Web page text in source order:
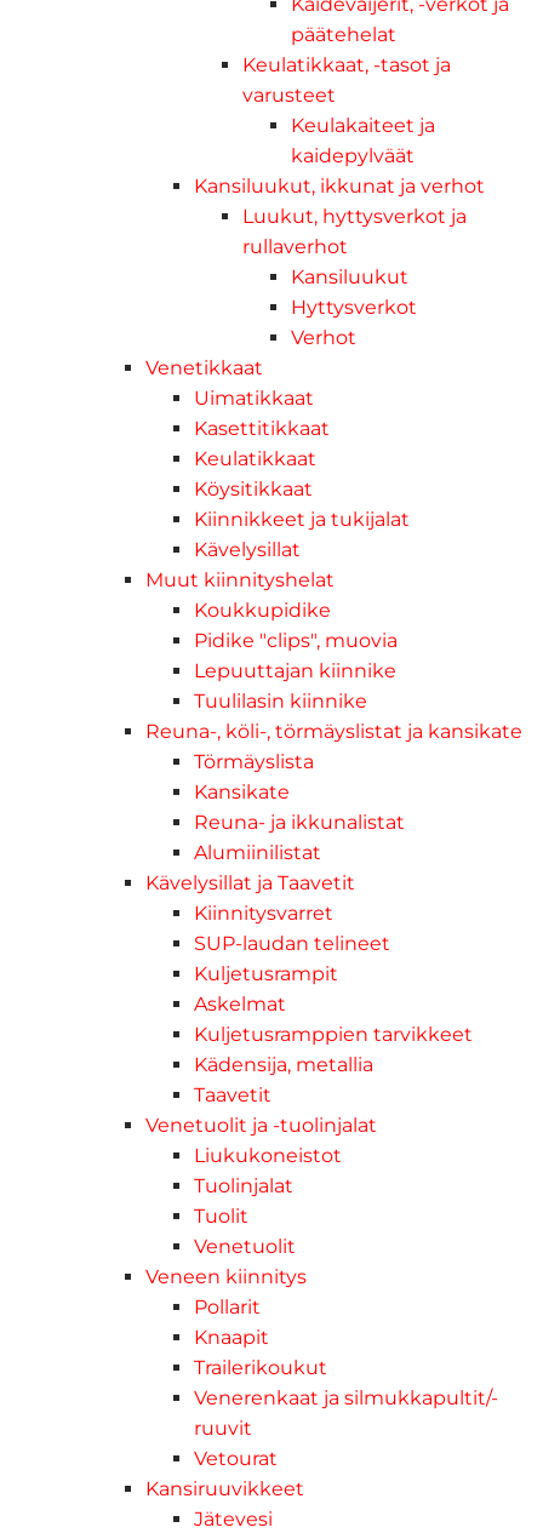
päätehelat
Keulatikkaat, -tasot ja
varusteet
Keulakaiteet ja
kaidepylväät
Kansiluukut, ikkunat ja verhot
Luukut, hyttysverkot ja
rullaverhot
Kansiluukut
Hyttysverkot
Verhot
Venetikkaat
Uimatikkaat
Kasettitikkaat
Keulatikkaat
Köysitikkaat
Kiinnikkeet ja tukijalat
Kävelysillat
Muut kiinnityshelat
Koukkupidike
Pidike "clips", muovia
Lepuuttajan kiinnike
Tuulilasin kiinnike
Reuna-, köli-, törmäyslistat ja kansikate
Törmäyslista
Kansikate
Reuna- ja ikkunalistat
Alumiinilistat
Kävelysillat ja Taavetit
Kiinnitysvarret
SUP-laudan telineet
Kuljetusrampit
Askelmat
Kuljetusramppien tarvikkeet
Kädensija, metallia
Taavetit
Venetuolit ja -tuolinjalat
Liukukoneistot
Tuolinjalat
Tuolit
Venetuolit
Veneen kiinnitys
Pollarit
Knaapit
Trailerikoukut
Venerenkaat ja silmukkapultit/-
ruuvit
Vetourat
Kansiruuvikkeet
Jätevesi